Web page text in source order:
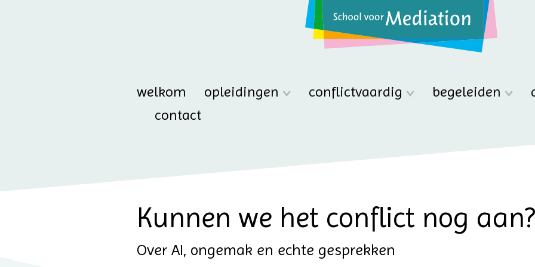
welkom opleidingen conflictvaardig begeleiden
contact
Kunnen we het conflict nog aan?
Over AI, ongemak en echte gesprekken